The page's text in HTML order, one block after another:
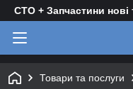
СТО + Запчастини нові
Товари та послуги